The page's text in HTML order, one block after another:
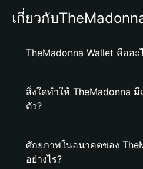
เกี่ยวกับ
TheMadonna Wallet คืออะ
สิ่งใดทำให้ TheMadonna
ตัว?
ศักยภาพในอนาคตของ
อย่างไร?